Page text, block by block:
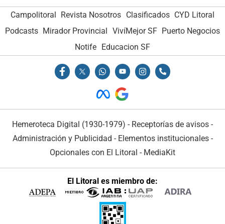
Campolitoral Revista Nosotros Clasificados CYD Litoral
Podcasts Mirador Provincial VivíMejor SF Puerto Negocios
Notife Educacion SF
Hemeroteca Digital (1930-1979) - Receptorías de avisos -
Administración y Publicidad - Elementos institucionales-
Opcionales con El Litoral - MediaKit
El Litoral es miembro de: